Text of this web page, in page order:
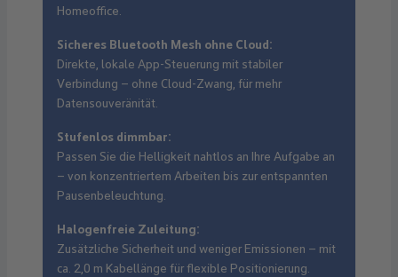
Homeoffice.
Sicheres Bluetooth Mesh ohne Cloud:
Direkte, lokale App-Steuerung mit stabiler
Verbindung – ohne Cloud-Zwang, für mehr
Datensouveränität.
Stufenlos dimmbar:
Passen Sie die Helligkeit nahtlos an Ihre Aufgabe an
– von konzentriertem Arbeiten bis zur entspannten
Pausenbeleuchtung.
Halogenfreie Zuleitung:
Zusätzliche Sicherheit und weniger Emissionen – mit
ca. 2,0 m Kabellänge für flexible Positionierung.